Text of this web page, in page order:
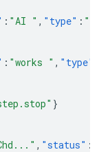
: "AI " , "type" :
: "works " , "type"
}
, "status" :